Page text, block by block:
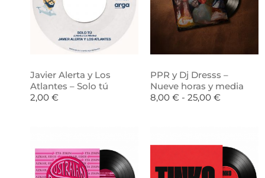
Javier Alerta y Los
Atlantes – Solo tú
2,00 €
PPR y Dj Dresss –
Nueve horas y media
8,00 € - 25,00 €